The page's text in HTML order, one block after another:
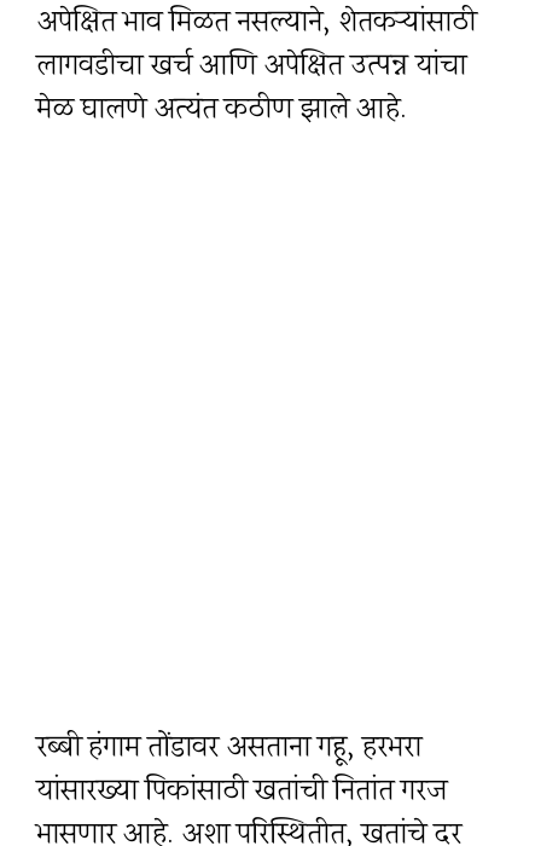
अपेक्षित भाव मिळत नसल्याने, शेतकऱ्यांसाठी
लागवडीचा खर्च आणि अपेक्षित उत्पन्न यांचा
मेळ घालणे अत्यंत कठीण झाले आहे.
रब्बी हंगाम तोंडावर असताना गहू, हरभरा
यांसारख्या पिकांसाठी खतांची नितांत गरज
भासणार आहे. अशा परिस्थितीत, खतांचे दर